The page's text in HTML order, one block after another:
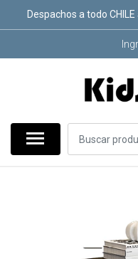
Despachos a todo